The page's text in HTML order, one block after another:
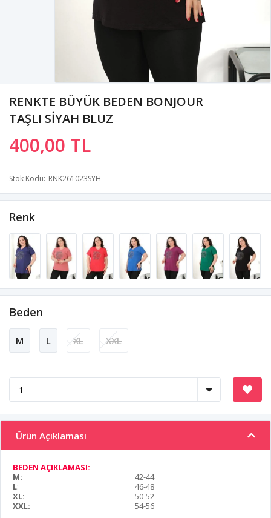
RENKTE BÜYÜK BEDEN BONJOUR
TAŞLI SİYAH BLUZ
400,00 TL
Stok Kodu RNK261023SYH
Renk
Beden
M L XL XXL
Ürün Açıklaması
BEDEN AÇIKLAMASI:
M:
42-44
L:
46-48
XL:
50-52
XXL:
54-56